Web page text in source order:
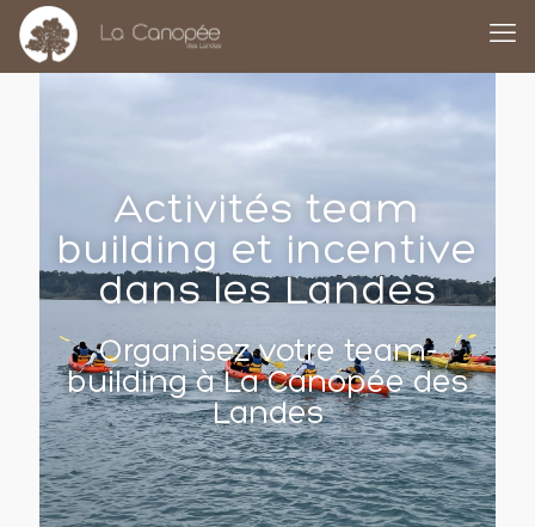
Activités team
building et incentive
dans les Landes
Organisez votre team-
building à La Canopée des
Landes